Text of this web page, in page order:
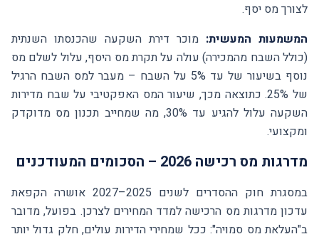
לצורך מס יסף.
המשמעות המעשית: מוכר דירת השקעה שהכנסתו השנתית
(כולל השבח מהמכירה) עולה על תקרת מס היסף, עלול לשלם מס
נוסף בשיעור של עד 5% על השבח – מעבר למס השבח הרגיל
של 25%. כתוצאה מכך, שיעור המס האפקטיבי על שבח מדירות
השקעה עלול להגיע עד 30%, מה שמחייב תכנון מס מדוקדק
ומקצועי.
מדרגות מס רכישה 2026 – הסכומים המעודכנים
במסגרת חוק ההסדרים לשנים 2025–2027 אושרה הקפאת
עדכון מדרגות מס הרכישה למדד המחירים לצרכן. בפועל, מדובר
ב"העלאת מס סמויה": ככל שמחירי הדירות עולים, חלק גדול יותר